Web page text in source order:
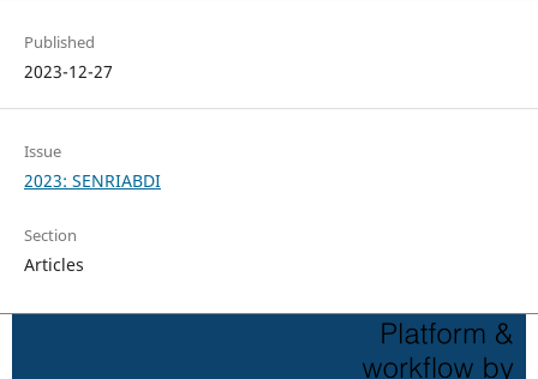
Published
2023-12-27
Issue
2023: SENRIABDI
Section
Articles